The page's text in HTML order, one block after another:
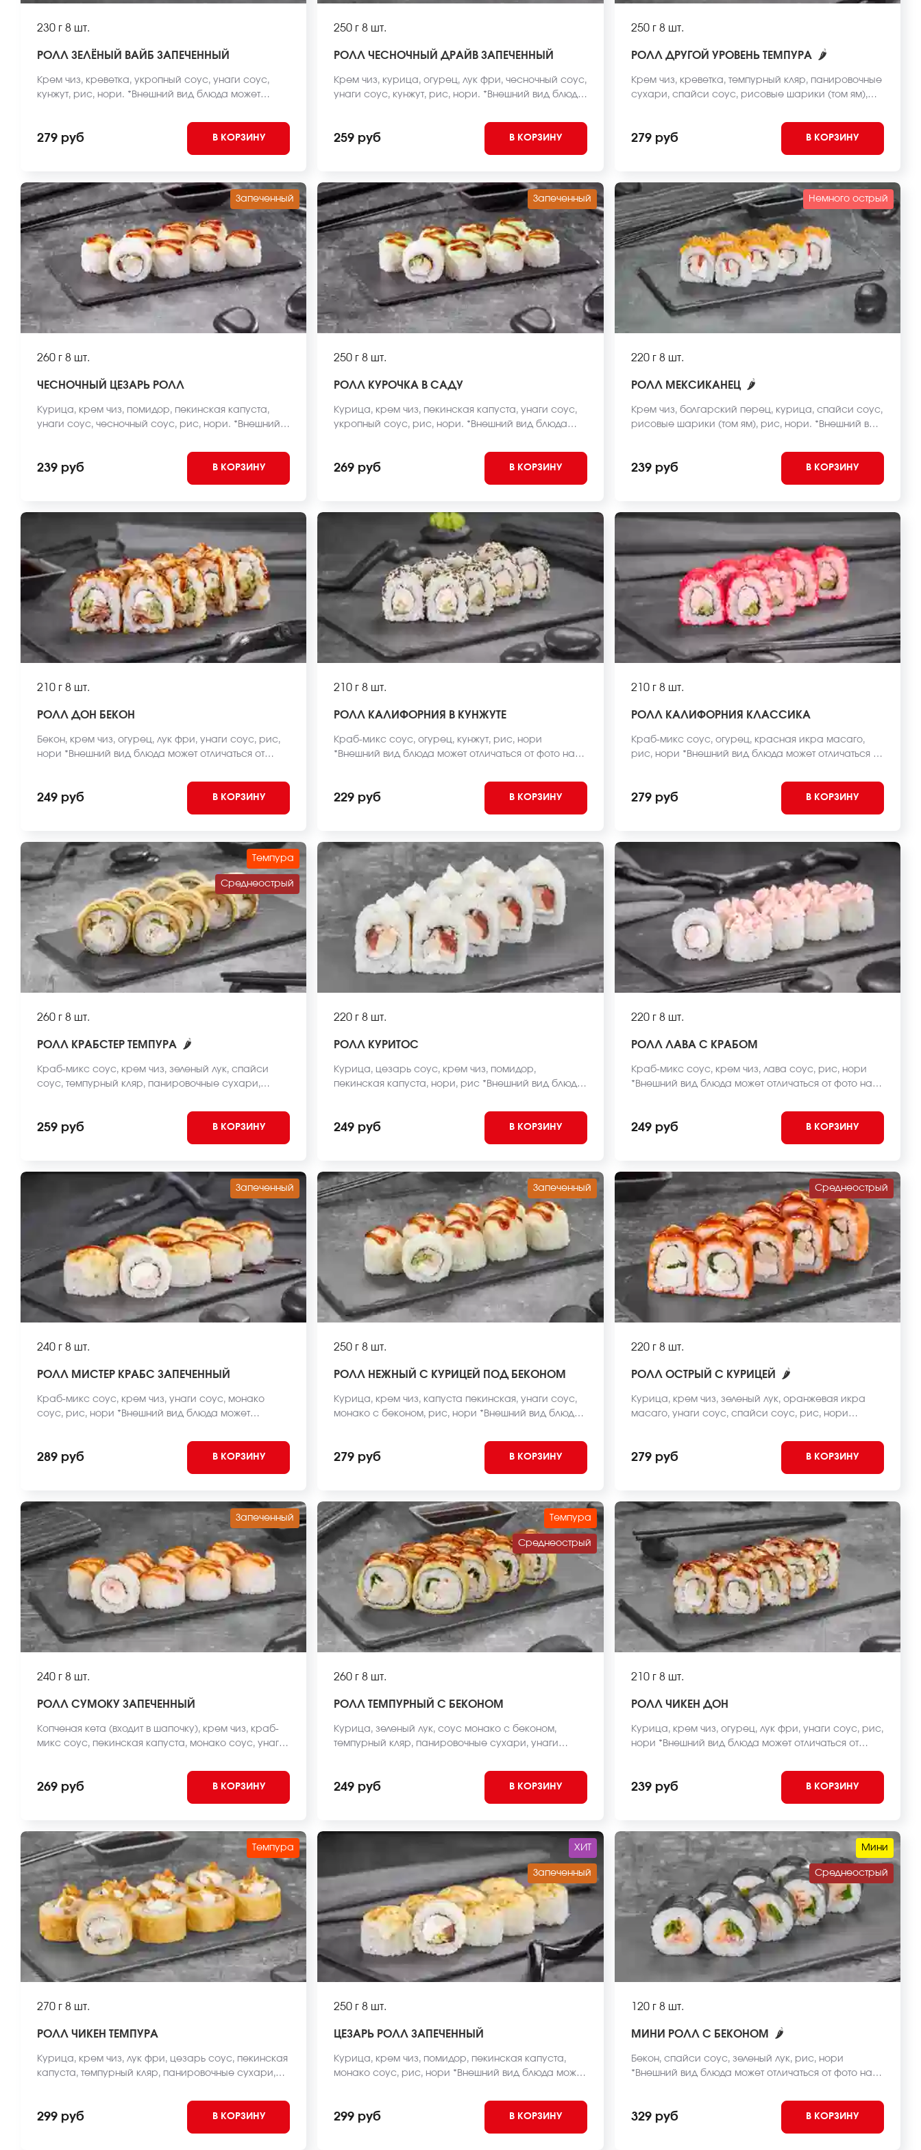
230 г 8 шт.
РОЛЛ ЗЕЛЁНЫЙ ВАЙБ ЗАПЕЧЕННЫЙ
Крем чиз, креветка, укропный соус, унаги соус,
кунжут, рис, нори. *Внешний вид блюда может
279 руб В КОРЗИНУ
250 г 8 шт.
РОЛЛ ЧЕСНОЧНЫЙ ДРАЙВ ЗАПЕЧЕННЫЙ
Крем чиз, курица, огурец, лук фри, чесночный соус,
унаги соус, кунжут, рис, нори. *Внешний вид блюда
259 руб В КОРЗИНУ
250 г8 шт.
РОЛЛ ДРУГОЙ УРОВЕНЬ ТЕМПУРА 🌶
Крем чиз, креветка, темпурный кляр, панировочные
сухари, спайси соус, рисовые шарики (том ям),
279 руб В КОРЗИНУ
Запеченный
260 г 8 шт.
ЧЕСНОЧНЫЙ ЦЕЗАРЬ РОЛЛ
Курица, крем чиз, помидор, пекинская капуста,
унаги соус, чесночный соус, рис, нори. *Внешний
239 руб В КОРЗИНУ
Запеченный
250 г 8 шт.
РОЛЛ КУРОЧКА В САДУ
Курица, крем чиз, пекинская капуста, унаги соус,
укропный соус, рис, нори. *Внешний вид блюда
269 руб В КОРЗИНУ
Немного острый
220 г8 шт.
РОЛЛ МЕКСИКАНЕЦ 🌶
Крем чиз, болгарский перец, курица, спайси соус,
рисовые шарики (том ям), рис, нори. *Внешний вид
239 руб В КОРЗИНУ
210 г 8 шт.
РОЛЛ ДОН БЕКОН
Бекон, крем чиз, огурец, лук фри, унаги соус, рис,
нори *Внешний вид блюда может отличаться от
249 руб В КОРЗИНУ
210 г 8 шт.
РОЛЛ КАЛИФОРНИЯ В КУНЖУТЕ
Краб-микс соус, огурец, кунжут, рис, нори
*Внешний вид блюда может отличаться от фото на
229 руб В КОРЗИНУ
210 г8 шт.
РОЛЛ КАЛИФОРНИЯ КЛАССИКА
Краб-микс соус, огурец, красная икра масаго,
рис, нори *Внешний вид блюда может отличаться от
279 руб В КОРЗИНУ
Темпура
Среднеострый
260 г 8 шт.
РОЛЛ КРАБСТЕР ТЕМПУРА 🌶
Краб-микс соус, крем чиз, зеленый лук, спайси
соус, темпурный кляр, панировочные сухари,
может отличаться от фото на сайте.
259 руб В КОРЗИНУ
220 г 8 шт.
РОЛЛ КУРИТОС
Курица, цезарь соус, крем чиз, помидор,
пекинская капуста, нори, рис *Внешний вид блюда
249 руб В КОРЗИНУ
220 г8 шт.
РОЛЛ ЛАВА С КРАБОМ
Краб-микс соус, крем чиз, лава соус, рис, нори
*Внешний вид блюда может отличаться от фото на
249 руб В КОРЗИНУ
Запеченный
240 г 8 шт.
РОЛЛ МИСТЕР КРАБС ЗАПЕЧЕННЫЙ
Краб-микс соус, крем чиз, унаги соус, монако
соус, рис, нори *Внешний вид блюда может
289 руб В КОРЗИНУ
Запеченный
250 г 8 шт.
РОЛЛ НЕЖНЫЙ С КУРИЦЕЙ ПОД БЕКОНОМ
Курица, крем чиз, капуста пекинская, унаги соус,
монако с беконом, рис, нори *Внешний вид блюда
279 руб В КОРЗИНУ
Среднеострый
220 г8 шт.
РОЛЛ ОСТРЫЙ С КУРИЦЕЙ 🌶
Курица, крем чиз, зеленый лук, оранжевая икра
масаго, унаги соус, спайси соус, рис, нори
279 руб В КОРЗИНУ
Запеченный
240 г 8 шт.
РОЛЛ СУМОКУ ЗАПЕЧЕННЫЙ
Копченая кета (входит в шапочку), крем чиз, краб-
микс соус, пекинская капуста, монако соус, унаги
269 руб В КОРЗИНУ
Темпура
Среднеострый
260 г 8 шт.
РОЛЛ ТЕМПУРНЫЙ С БЕКОНОМ
Курица, зеленый лук, соус монако с беконом,
темпурный кляр, панировочные сухари, унаги
может отличаться от фото на сайте.
249 руб В КОРЗИНУ
210 г8 шт.
РОЛЛ ЧИКЕН ДОН
Курица, крем чиз, огурец, лук фри, унаги соус, рис,
нори *Внешний вид блюда может отличаться от
239 руб В КОРЗИНУ
Темпура
270 г 8 шт.
РОЛЛ ЧИКЕН ТЕМПУРА
Курица, крем чиз, лук фри, цезарь соус, пекинская
капуста, темпурный кляр, панировочные сухари,
299 руб В КОРЗИНУ
ХИТ
Запеченный
250 г 8 шт.
ЦЕЗАРЬ РОЛЛ ЗАПЕЧЕННЫЙ
Курица, крем чиз, помидор, пекинская капуста,
монако соус, рис, нори *Внешний вид блюда может
299 руб В КОРЗИНУ
Мини
Среднеострый
120 г8 шт.
МИНИ РОЛЛ С БЕКОНОМ 🌶
Бекон, спайси соус, зеленый лук, рис, нори
*Внешний вид блюда может отличаться от фото на
329 руб В КОРЗИНУ